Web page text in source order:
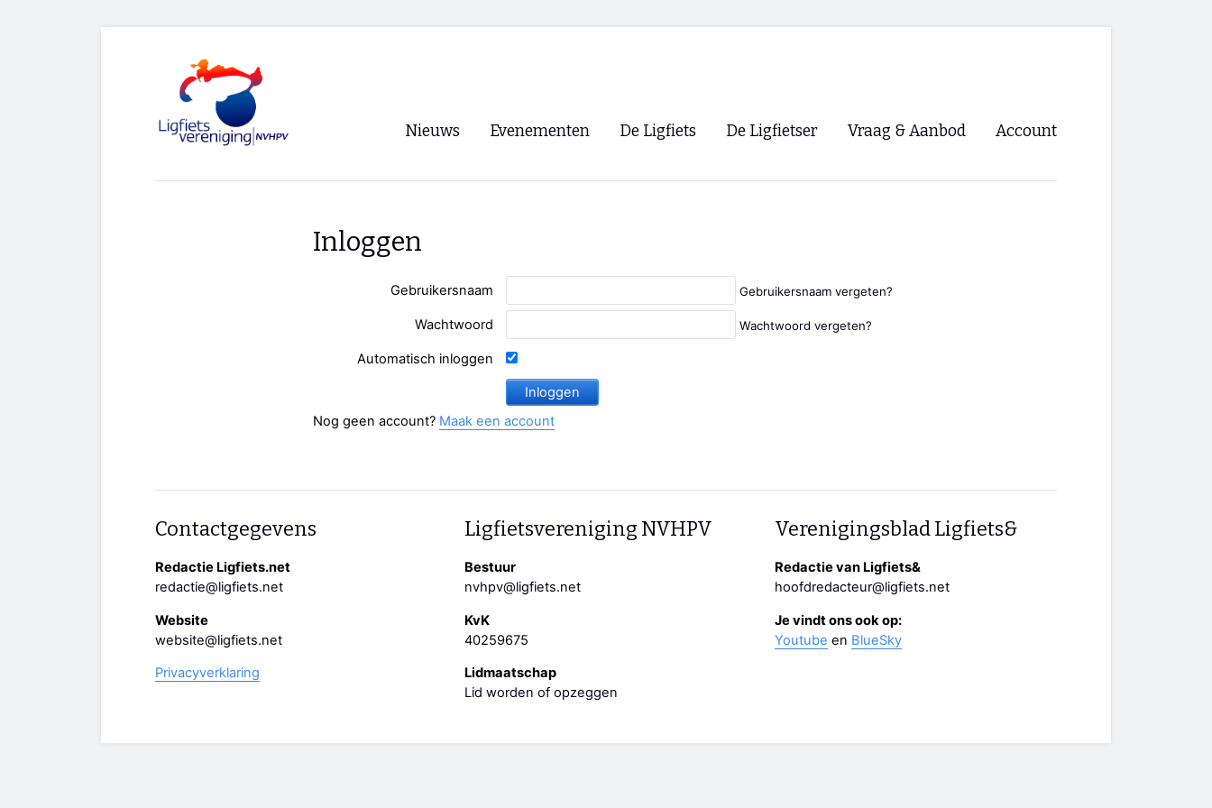
Nieuws Evenementen
Paastreffen
Oliebollentocht
De Ligfiets De Ligfietser
Lokale Fietsverenigingen
Vraag & Aanbod Account
Inloggen
Gebruikersnaam Gebruikersnaam vergeten?
Wachtwoord Wachtwoord vergeten?
Automatisch inloggen
Nog geen account? Maak een account
Contactgegevens
Redactie Ligfiets.net
redactie@ligfiets.net
Website
website@ligfiets.net
Privacyverklaring
Ligfietsvereniging NVHPV
Bestuur
nvhpv@ligfiets.net
KvK
40259675
Lidmaatschap
Lid worden of opzeggen
Verenigingsblad Ligfiets&
Redactie van Ligfiets&
hoofdredacteur@ligfiets.net
Je vindt ons ook op:
Youtube en BlueSky